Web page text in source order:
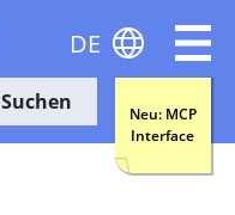
Suchen
Neu: MCP
Interface
DE